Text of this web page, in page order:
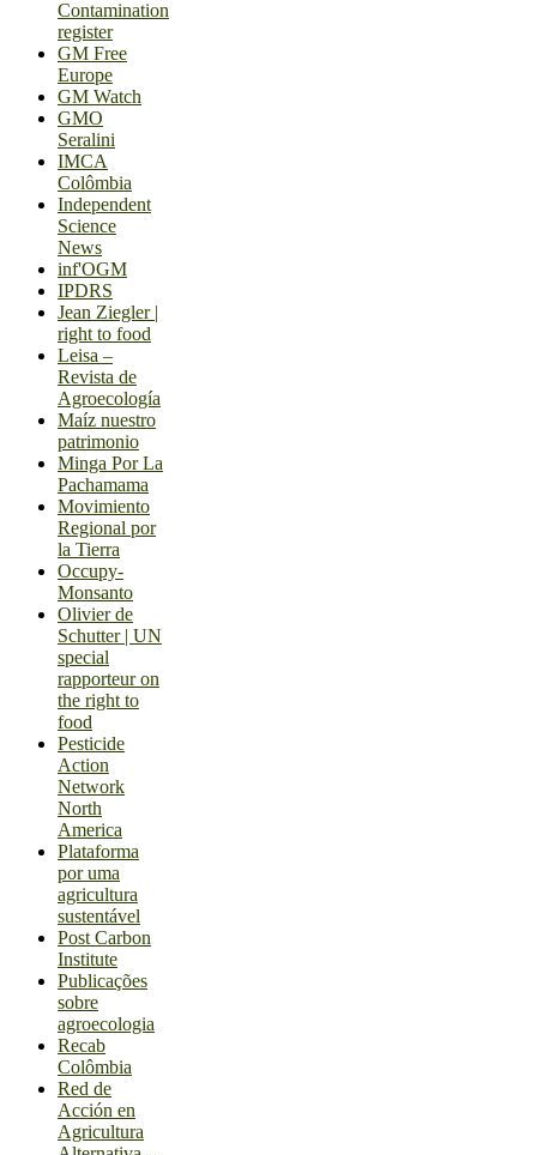
Contamination
register
GM Free
Europe
GM Watch
GMO
Seralini
IMCA
Colômbia
Independent
Science
News
inf'OGM
IPDRS
Jean Ziegler |
right to food
Leisa –
Revista de
Agroecología
Maíz nuestro
patrimonio
Minga Por La
Pachamama
Movimiento
Regional por
la Tierra
Occupy-
Monsanto
Olivier de
Schutter | UN
special
rapporteur on
the right to
food
Pesticide
Action
Network
North
America
Plataforma
por uma
agricultura
sustentável
Post Carbon
Institute
Publicações
sobre
agroecologia
Recab
Colômbia
Red de
Acción en
Agricultura